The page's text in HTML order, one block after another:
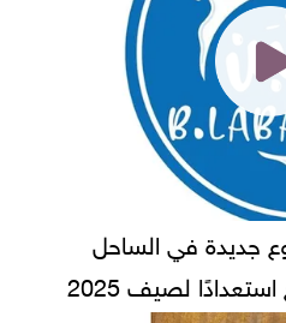
تعلن افتتاح 7 فروع جديدة في الساحل
لصيف 2025